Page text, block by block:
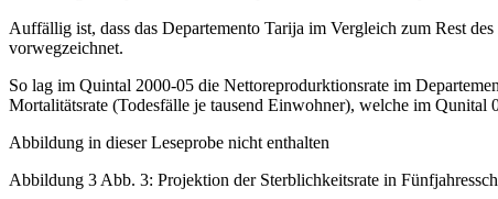
Auffällig ist, dass das Departemento Tarija im Vergleich zum Rest
vorwegzeichnet.
So lag im Quintal 2000-05 die Nettoreprodurktionsrate im
Mortalitätsrate (Todesfälle je tausend Einwohner), welche im
Abbildung in dieser Leseprobe nicht enthalten
Abbildung 3 Abb. 3: Projektion der Sterblichkeitsrate in